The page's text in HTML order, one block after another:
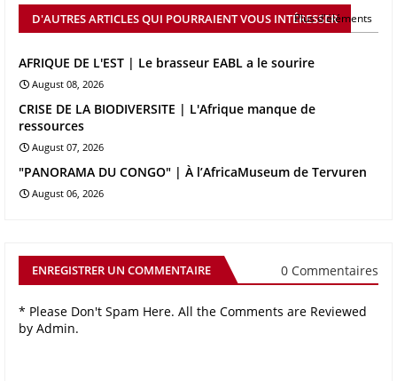
D'AUTRES ARTICLES QUI POURRAIENT VOUS INTÉRESSER
Plus d'éléments
AFRIQUE DE L'EST | Le brasseur EABL a le sourire
August 08, 2026
CRISE DE LA BIODIVERSITE | L'Afrique manque de
ressources
August 07, 2026
"PANORAMA DU CONGO" | À l’AfricaMuseum de Tervuren
August 06, 2026
ENREGISTRER UN COMMENTAIRE 0 Commentaires
* Please Don't Spam Here. All the Comments are Reviewed
by Admin.